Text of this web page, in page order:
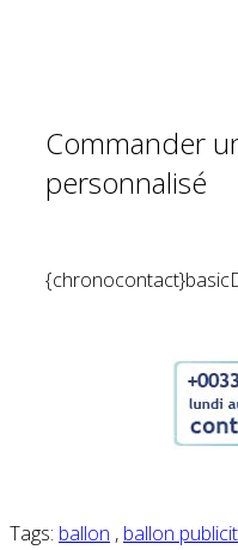
Commander
personnalisé
Tags: ballon , ballon